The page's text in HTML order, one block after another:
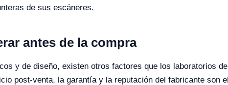
de sus escáneres.
antes de la compra
y de diseño, existen otros factores que los laboratorios
post-venta, la garantía y la reputación del fabricante son